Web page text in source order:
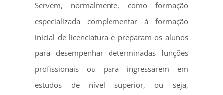
Servem, normalmente, como formação
especializada complementar à formação
inicial de licenciatura e preparam os alunos
para desempenhar determinadas funções
profissionais ou para ingressarem em
estudos de nível superior, ou seja,